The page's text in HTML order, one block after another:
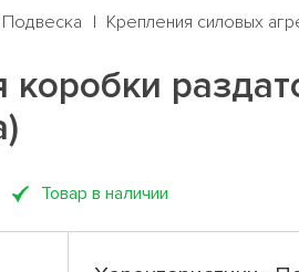
Подвеска Крепления силовых
Товар в наличии